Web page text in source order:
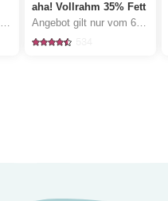
aha! Vollrahm 35% Fett